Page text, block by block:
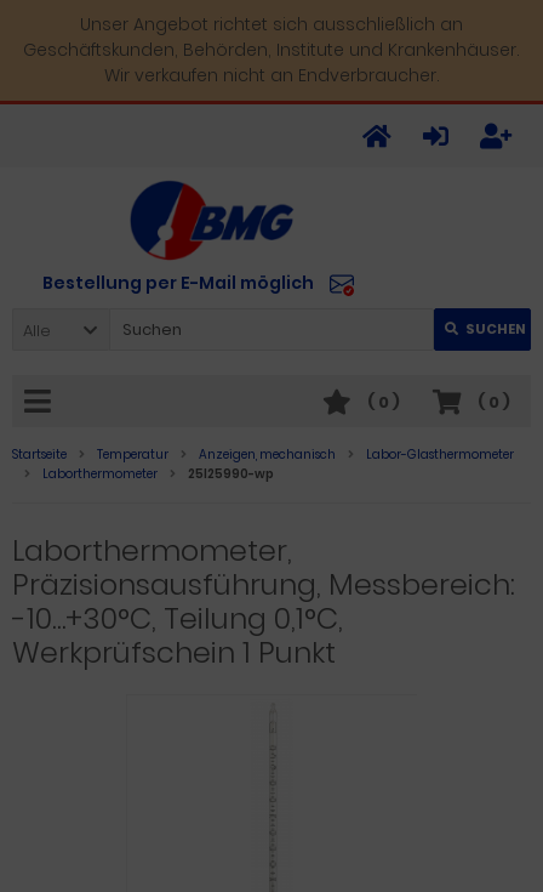
Unser Angebot richtet sich ausschließlich an
Geschäftskunden, Behörden, Institute und Krankenhäuser.
Wir verkaufen nicht an Endverbraucher.
Bestellung per E-Mail möglich
Alle SUCHEN
( 0 )
( 0 )
Startseite Temperatur Anzeigen, mechanisch
Labor-Glasthermometer
Laborthermometer
25l25990-wp
Laborthermometer,
Präzisionsausführung, Messbereich:
-10…+30°C, Teilung 0,1°C,
Werkprüfschein 1 Punkt